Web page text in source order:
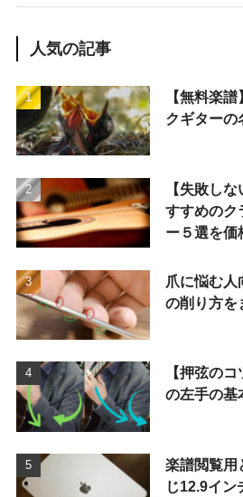
人気の記事
【無料楽
クギターの
【失敗し
すすめのク
ー５選を価
爪に悩む人
の削り方を
【押弦の
の左手の基
楽譜閲覧用
じ12.9イ